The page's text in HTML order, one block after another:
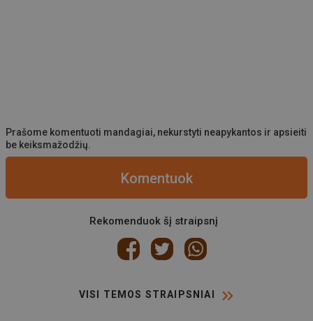
Prašome komentuoti mandagiai, nekurstyti neapykantos ir apsieiti
be keiksmažodžių.
Komentuok
Rekomenduok šį straipsnį
VISI TEMOS STRAIPSNIAI